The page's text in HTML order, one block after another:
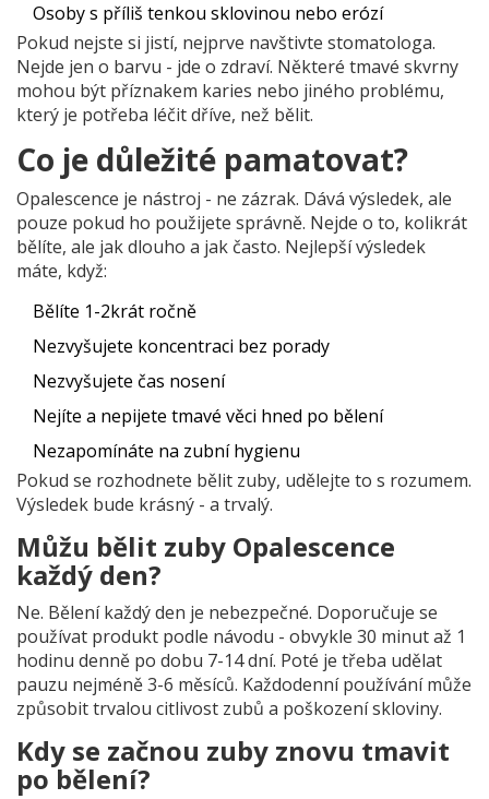
Osoby s příliš tenkou sklovinou nebo erózí
Pokud nejste si jistí, nejprve navštivte stomatologa.
Nejde jen o barvu - jde o zdraví. Některé tmavé skvrny
mohou být příznakem karies nebo jiného problému,
který je potřeba léčit dříve, než bělit.
Co je důležité pamatovat?
Opalescence je nástroj - ne zázrak. Dává výsledek, ale
pouze pokud ho použijete správně. Nejde o to, kolikrát
bělíte, ale jak dlouho a jak často. Nejlepší výsledek
máte, když:
Bělíte 1-2krát ročně
Nezvyšujete koncentraci bez porady
Nezvyšujete čas nosení
Nejíte a nepijete tmavé věci hned po bělení
Nezapomínáte na zubní hygienu
Pokud se rozhodnete bělit zuby, udělejte to s rozumem.
Výsledek bude krásný - a trvalý.
Můžu bělit zuby Opalescence
každý den?
Ne. Bělení každý den je nebezpečné. Doporučuje se
používat produkt podle návodu - obvykle 30 minut až 1
hodinu denně po dobu 7-14 dní. Poté je třeba udělat
pauzu nejméně 3-6 měsíců. Každodenní používání může
způsobit trvalou citlivost zubů a poškození skloviny.
Kdy se začnou zuby znovu tmavit
po bělení?